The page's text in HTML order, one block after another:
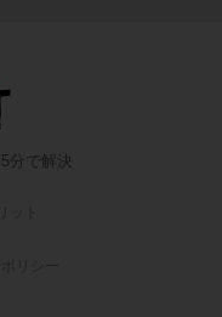
分で解決